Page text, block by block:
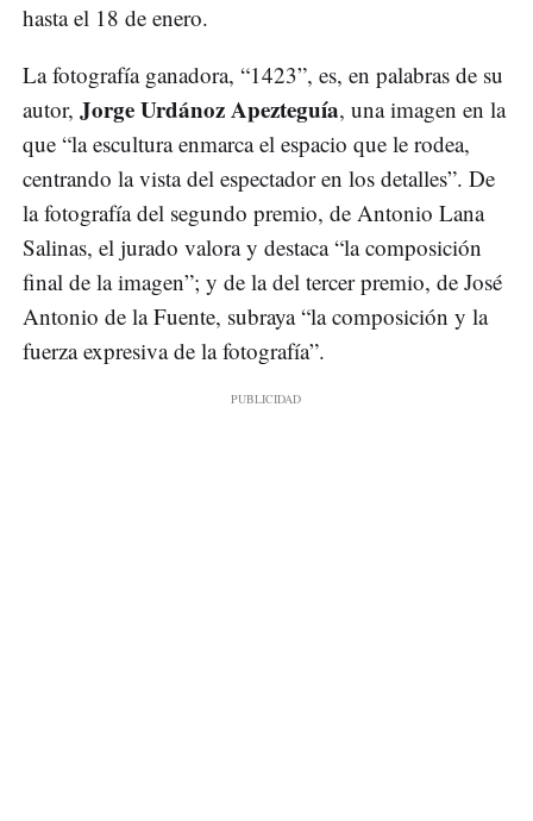
hasta el 18 de enero.
La fotografía ganadora, “1423”, es, en palabras de su
autor, Jorge Urdánoz Apezteguía, una imagen en la
que “la escultura enmarca el espacio que le rodea,
centrando la vista del espectador en los detalles”. De
la fotografía del segundo premio, de Antonio Lana
Salinas, el jurado valora y destaca “la composición
final de la imagen”; y de la del tercer premio, de José
Antonio de la Fuente, subraya “la composición y la
fuerza expresiva de la fotografía”.